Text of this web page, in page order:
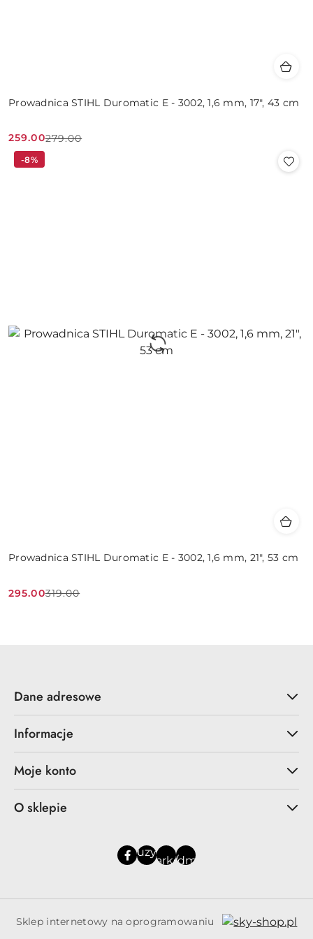
Prowadnica STIHL Duromatic E - 3002, 1,6 mm, 17", 43 cm
Cena
promocyjna:
259.00
Cena
przed
279.00
Prowadnica STIHL Duromatic E - 3002, 1,6 mm, 21", 53 cm
Cena
295.00
Cena
319.00
-8%
Dane adresowe
Informacje
Moje konto
O sklepie
Sklep internetowy na oprogramowaniu